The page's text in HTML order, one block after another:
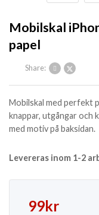
Mobilskal
papel
Share:
Mobilskal med perfekt
knappar, utgångar och
med motiv på baksidan.
Levereras inom 1-2
Det
99kr
Det nuvarande